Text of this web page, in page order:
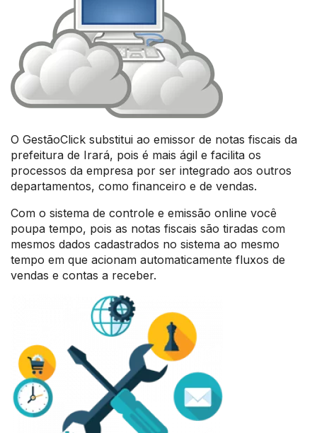
O GestãoClick substitui ao emissor de notas fiscais da
prefeitura de Irará, pois é mais ágil e facilita os
processos da empresa por ser integrado aos outros
departamentos, como financeiro e de vendas.
Com o sistema de controle e emissão online você
poupa tempo, pois as notas fiscais são tiradas com
mesmos dados cadastrados no sistema ao mesmo
tempo em que acionam automaticamente fluxos de
vendas e contas a receber.